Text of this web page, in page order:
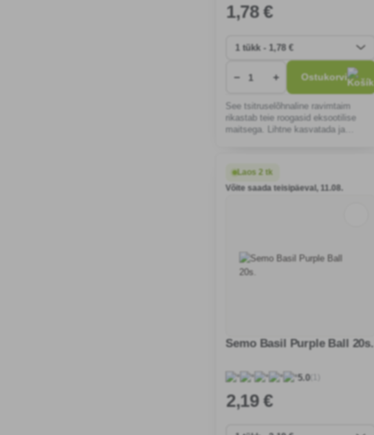
1,78 €
− + Ostukorvi
See tsitruselõhnaline ravimtaim
rikastab teie roogasid eksootilise
maitsega. Lihtne kasvatada ja
Laos 2 tk
Võite saada teisipäeval, 11.08.
Semo Basil Purple Ball 20s.
5.0(1)
2,19 €